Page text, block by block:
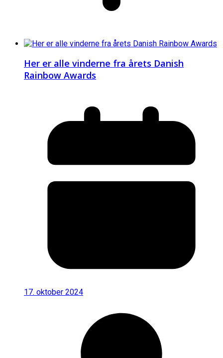
Her er alle vinderne fra årets Danish
Rainbow Awards
17. oktober 2024